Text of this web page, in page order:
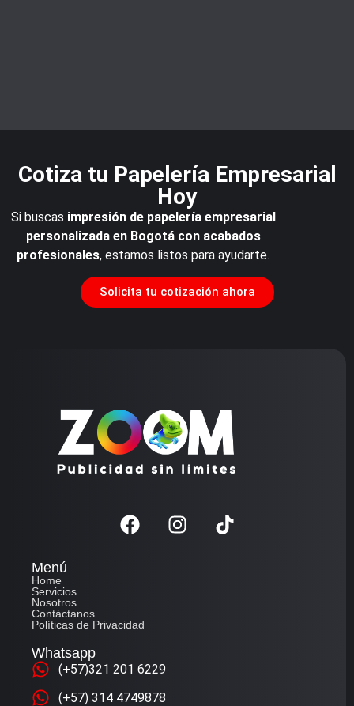
Cotiza tu Papelería Empresarial
Hoy
Si buscas impresión de papelería empresarial
personalizada en Bogotá con acabados
profesionales, estamos listos para ayudarte.
Solicita tu cotización ahora
Menú
Home
Servicios
Nosotros
Contáctanos
Políticas de Privacidad
Whatsapp
(+57)321 201 6229
(+57) 314 4749878